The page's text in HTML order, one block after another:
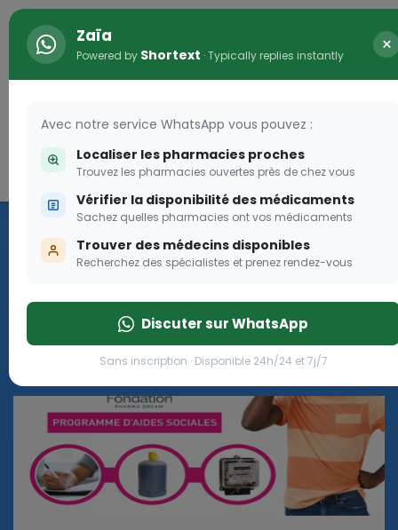
Connexion
Les aides sociales Pharma
Dream
pique!
Zaïa
Powered by Shortext · Typically replies instantly ×
Avec notre service WhatsApp vous pouvez :
Localiser les pharmacies proches
Trouvez les pharmacies ouvertes près de chez vous
Vérifier la disponibilité des médicaments
Sachez quelles pharmacies ont vos médicaments
Trouver des médecins disponibles
Recherchez des spécialistes et prenez rendez-vous
Discuter sur WhatsApp
Sans inscription · Disponible 24h/24 et 7j/7